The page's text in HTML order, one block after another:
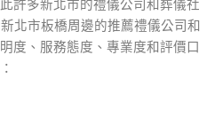
許多新北市的禮儀公司和葬儀社
北市板橋周邊的推薦禮儀公司和
度、服務態度、專業度和評價口